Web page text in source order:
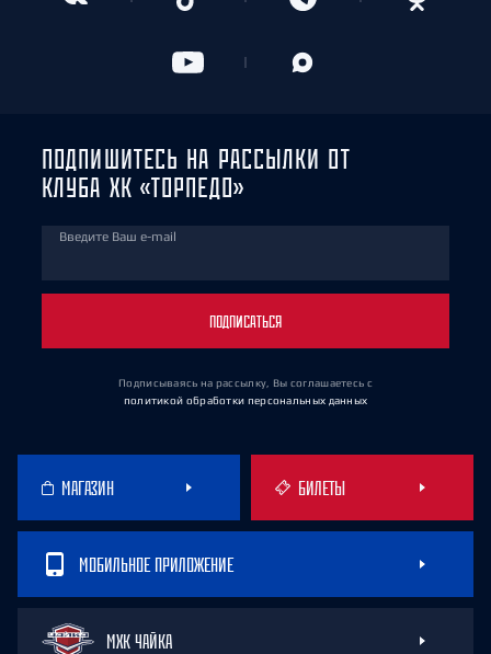
ПОДПИШИТЕСЬ НА РАССЫЛКИ ОТ
КЛУБА ХК «ТОРПЕДО»
Введите Ваш e-mail
ПОДПИСАТЬСЯ
Подписываясь на рассылку, Вы соглашаетесь с
политикой обработки персональных данных
МАГАЗИН БИЛЕТЫ
МОБИЛЬНОЕ ПРИЛОЖЕНИЕ
МХК ЧАЙКА